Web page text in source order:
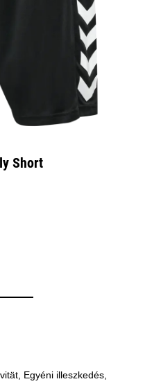
Short
Egyéni illeszkedés,